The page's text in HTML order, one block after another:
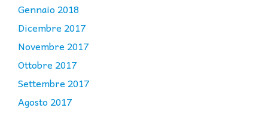
Gennaio 2018
Dicembre 2017
Novembre 2017
Ottobre 2017
Settembre 2017
Agosto 2017